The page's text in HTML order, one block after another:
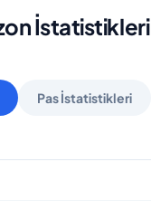
İstatistikleri
Pas İstatistikleri